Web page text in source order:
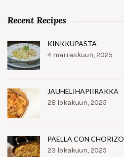
Recent Recipes
KINKKUPASTA
4 marraskuun, 2025
JAUHELIHAPIIRAKKA
28 lokakuun, 2025
PAELLA CON CHORIZO
23 lokakuun, 2025